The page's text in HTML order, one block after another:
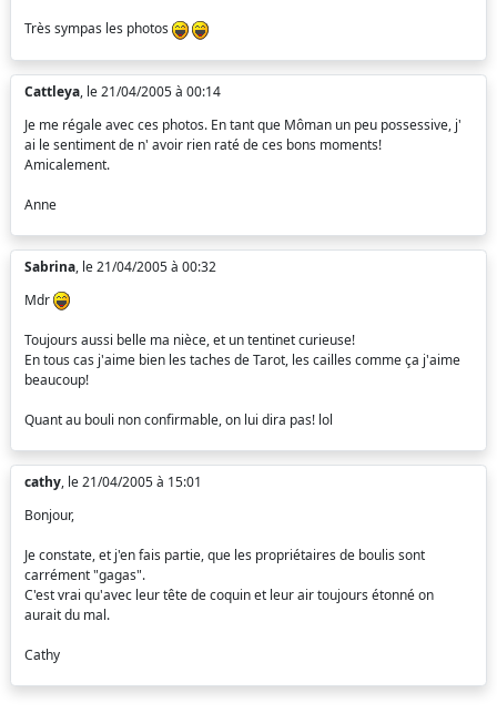
Très sympas les photos
Cattleya, le 21/04/2005 à 00:14
Je me régale avec ces photos. En tant que Môman un peu possessive, j'
ai le sentiment de n' avoir rien raté de ces bons moments!
Amicalement.
Anne
Sabrina, le 21/04/2005 à 00:32
Mdr
Toujours aussi belle ma nièce, et un tentinet curieuse!
En tous cas j'aime bien les taches de Tarot, les cailles comme ça j'aime
beaucoup!
Quant au bouli non confirmable, on lui dira pas! lol
cathy, le 21/04/2005 à 15:01
Bonjour,
Je constate, et j'en fais partie, que les propriétaires de boulis sont
carrément "gagas".
C'est vrai qu'avec leur tête de coquin et leur air toujours étonné on
aurait du mal.
Cathy